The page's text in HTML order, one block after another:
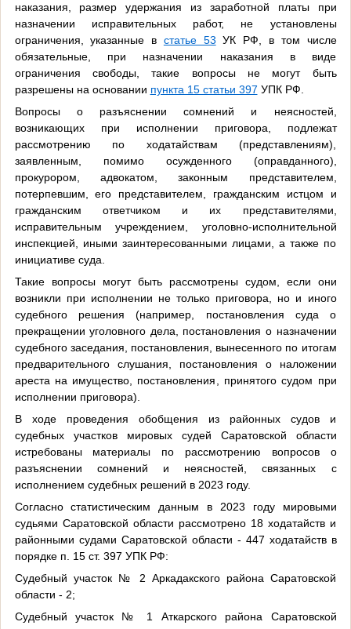
наказания, размер удержания из заработной платы при
назначении исправительных работ, не установлены
ограничения, указанные в статье 53 УК РФ, в том числе
обязательные, при назначении наказания в виде
ограничения свободы, такие вопросы не могут быть
разрешены на основании пункта 15 статьи 397 УПК РФ.
Вопросы о разъяснении сомнений и неясностей,
возникающих при исполнении приговора, подлежат
рассмотрению по ходатайствам (представлениям),
заявленным, помимо осужденного (оправданного),
прокурором, адвокатом, законным представителем,
потерпевшим, его представителем, гражданским истцом и
гражданским ответчиком и их представителями,
исправительным учреждением, уголовно-исполнительной
инспекцией, иными заинтересованными лицами, а также по
инициативе суда.
Такие вопросы могут быть рассмотрены судом, если они
возникли при исполнении не только приговора, но и иного
судебного решения (например, постановления суда о
прекращении уголовного дела, постановления о назначении
судебного заседания, постановления, вынесенного по итогам
предварительного слушания, постановления о наложении
ареста на имущество, постановления, принятого судом при
исполнении приговора).
В ходе проведения обобщения из районных судов и
судебных участков мировых судей Саратовской области
истребованы материалы по рассмотрению вопросов о
разъяснении сомнений и неясностей, связанных с
исполнением судебных решений в 2023 году.
Согласно статистическим данным в 2023 году мировыми
судьями Саратовской области рассмотрено 18 ходатайств и
районными судами Саратовской области - 447 ходатайств в
порядке п. 15 ст. 397 УПК РФ:
Судебный участок № 2 Аркадакского района Саратовской
области - 2;
Судебный участок № 1 Аткарского района Саратовской